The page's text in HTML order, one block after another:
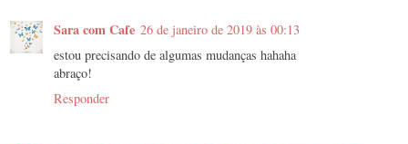
Sara com Cafe 26 de janeiro de 2019 às 00:13
estou precisando de algumas mudanças hahaha
abraço!
Responder